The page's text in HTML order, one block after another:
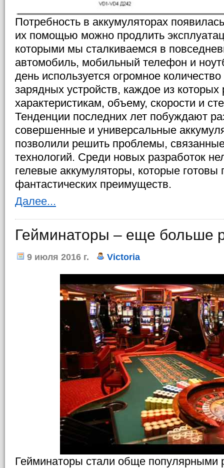
Потребность в аккумуляторах
их помощью можно продлить
которыми мы сталкиваемся в
автомобиль, мобильный телефон и
день используется огромное
зарядных устройств, каждое из которых
характеристикам, объему, скорости и
Тенденции последних лет побуждают
совершенные и универсальные
позволили решить проблемы,
технологий. Среди новых разработок
гелевые аккумуляторы, которые готовы
фантастических преимуществ.
Далее...
Гейминаторы – еще больше
9 июля 2016 г. Victoria
Гейминаторы стали обще популярными